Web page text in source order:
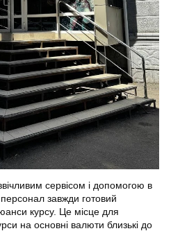
сервісом і допомогою в
завжди готовий
курсу. Це місце для
на основні валюти близькі до